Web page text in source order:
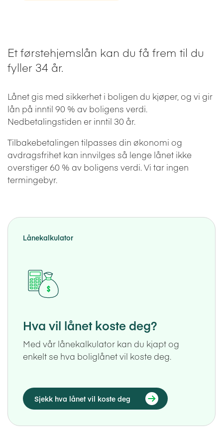
Et førstehjemslån kan du få frem til du
fyller 34 år.
Lånet gis med sikkerhet i boligen du kjøper, og vi gir
lån på inntil 90 % av boligens verdi.
Nedbetalingstiden er inntil 30 år.
Tilbakebetalingen tilpasses din økonomi og
avdragsfrihet kan innvilges så lenge lånet ikke
overstiger 60 % av boligens verdi. Vi tar ingen
termingebyr.
Lånekalkulator
Hva vil lånet koste deg?
Med vår lånekalkulator kan du kjapt og
enkelt se hva boliglånet vil koste deg.
Sjekk hva lånet vil koste deg